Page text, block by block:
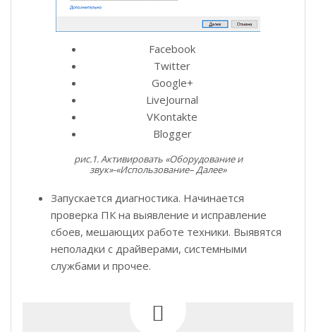
Facebook
Twitter
Google+
LiveJournal
VKontakte
Blogger
рис.1. Активировать «Оборудование и
звук»-«Использование– Далее»
Запускается диагностика. Начинается
проверка ПК на выявление и исправление
сбоев, мешающих работе техники. Выявятся
неполадки с драйверами, системными
службами и прочее.